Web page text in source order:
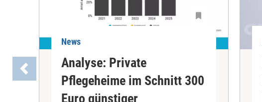
News
Analyse: Private
Pflegeheime im Schnitt 300
Euro günstiger